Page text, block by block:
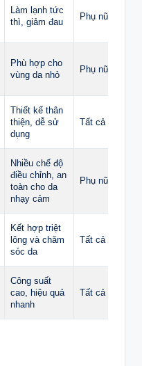
Làm lạnh tức
thì, giảm đau
Phụ nữ
Phù hợp cho
vùng da nhỏ
Phụ nữ
Thiết kế thân
thiện, dễ sử
dụng
Tất cả
Nhiều chế độ
điều chỉnh, an
toàn cho da
nhạy cảm
Phụ nữ
Kết hợp triệt
lông và chăm
sóc da
Tất cả
Công suất
cao, hiệu quả
nhanh
Tất cả